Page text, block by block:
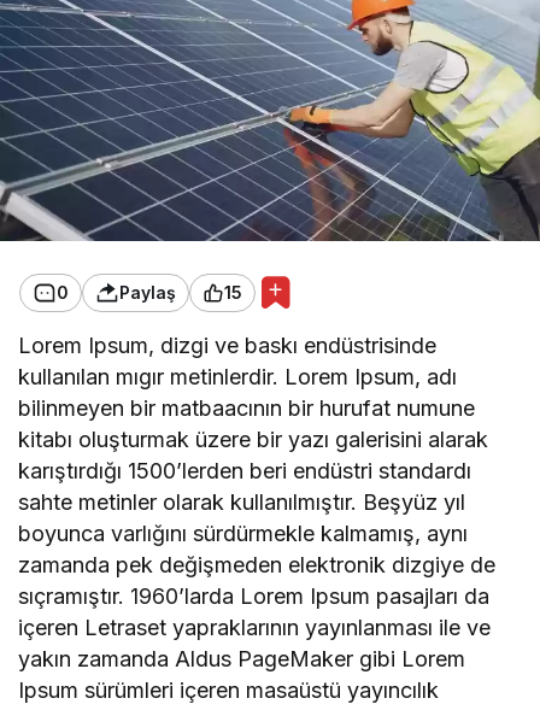
l
a
r
ı
k
o
0 Paylaş 15
Lorem Ipsum, dizgi ve baskı endüstrisinde
kullanılan mıgır metinlerdir. Lorem Ipsum, adı
bilinmeyen bir matbaacının bir hurufat numune
kitabı oluşturmak üzere bir yazı galerisini alarak
karıştırdığı 1500’lerden beri endüstri standardı
sahte metinler olarak kullanılmıştır. Beşyüz yıl
boyunca varlığını sürdürmekle kalmamış, aynı
zamanda pek değişmeden elektronik dizgiye de
sıçramıştır. 1960’larda Lorem Ipsum pasajları da
içeren Letraset yapraklarının yayınlanması ile ve
yakın zamanda Aldus PageMaker gibi Lorem
Ipsum sürümleri içeren masaüstü yayıncılık